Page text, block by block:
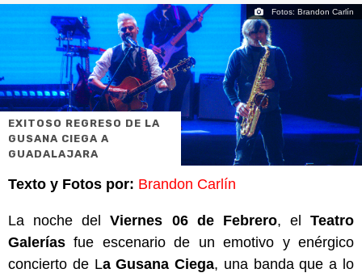
Fotos: Brandon Carlín
EXITOSO REGRESO DE LA
GUSANA CIEGA A
GUADALAJARA
Texto y Fotos por: Brandon Carlín
La noche delViernes 06 de Febrero, el Teatro
Galerías fue escenario de un emotivo y enérgico
concierto de La Gusana Ciega, una banda que a lo